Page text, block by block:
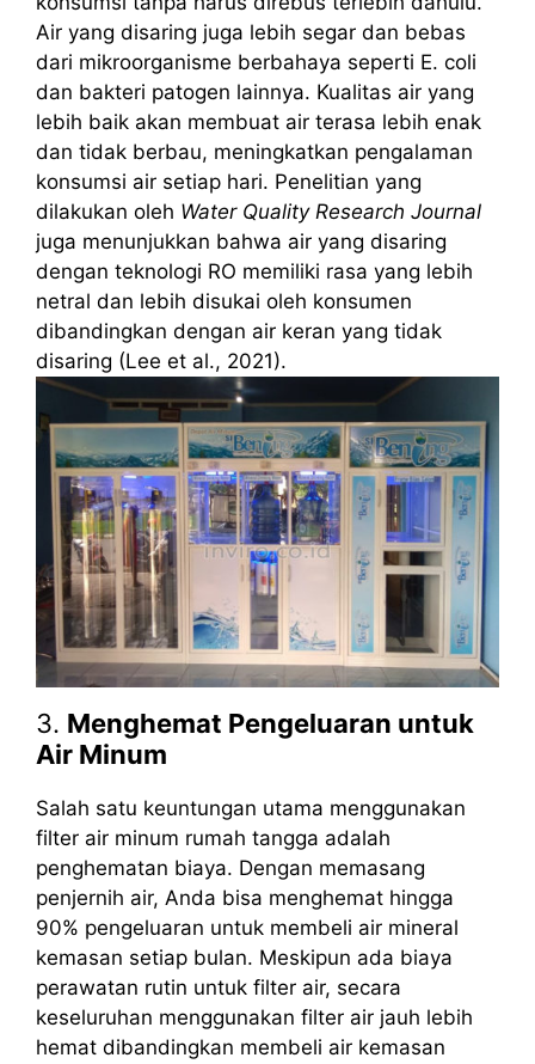
Air yang disaring juga lebih segar dan bebas
dari mikroorganisme berbahaya seperti E. coli
dan bakteri patogen lainnya. Kualitas air yang
lebih baik akan membuat air terasa lebih enak
dan tidak berbau, meningkatkan pengalaman
konsumsi air setiap hari. Penelitian yang
dilakukan oleh Water Quality Research Journal
juga menunjukkan bahwa air yang disaring
dengan teknologi RO memiliki rasa yang lebih
netral dan lebih disukai oleh konsumen
dibandingkan dengan air keran yang tidak
disaring (Lee et al., 2021).
3. Menghemat Pengeluaran untuk
Air Minum
Salah satu keuntungan utama menggunakan
filter air minum rumah tangga adalah
penghematan biaya. Dengan memasang
penjernih air, Anda bisa menghemat hingga
90% pengeluaran untuk membeli air mineral
kemasan setiap bulan. Meskipun ada biaya
perawatan rutin untuk filter air, secara
keseluruhan menggunakan filter air jauh lebih
hemat dibandingkan membeli air kemasan